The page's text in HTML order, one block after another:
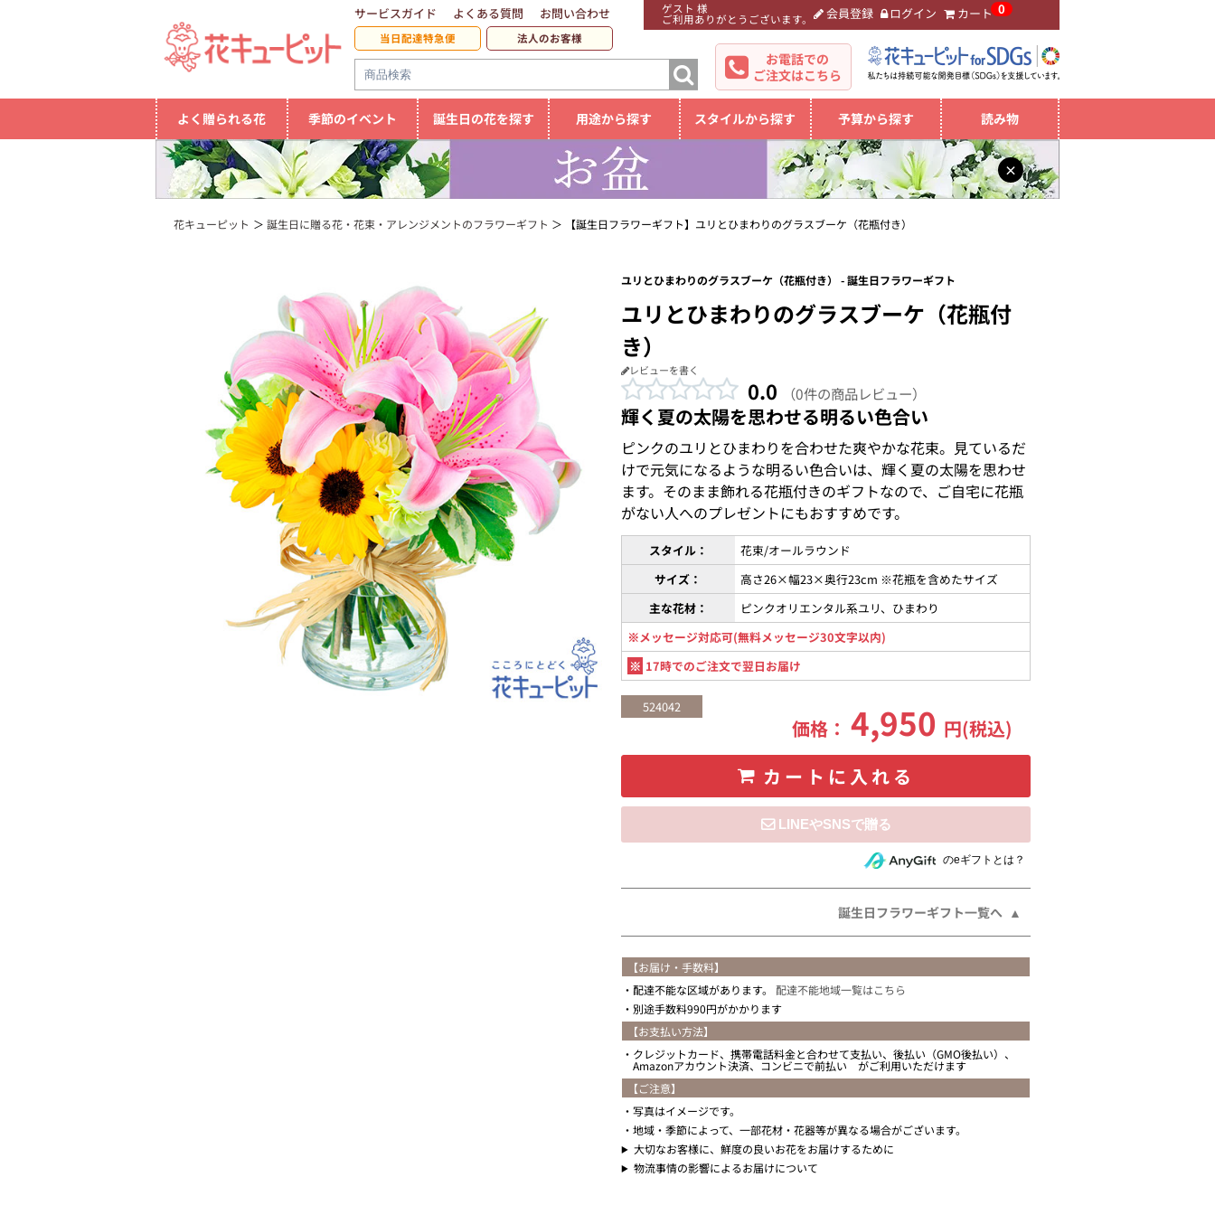
ゲスト 様
ご利用ありがとうございます。 会員登録 ログイン カート 0
サービスガイド よくある質問 お問い合わせ
当日配達特急便 法人のお客様
お電話での
ご注文はこちら
よく贈られる花 季節のイベント 誕生日の花を探す 用途から探す スタイルから探す 予算から探す 読み物
×
花キューピット 誕生日に贈る花・花束・アレンジメントのフラワーギフト 【誕生日フラワーギフト】ユリとひまわりのグラスブーケ（花瓶付き）
ユリとひまわりのグラスブーケ（花瓶付き） - 誕生日フラワーギフト
ユリとひまわりのグラスブーケ（花瓶付
き）
レビューを書く
0.0 （0件の商品レビュー）
輝く夏の太陽を思わせる明るい色合い
ピンクのユリとひまわりを合わせた爽やかな花束。見ているだ
けで元気になるような明るい色合いは、輝く夏の太陽を思わせ
ます。そのまま飾れる花瓶付きのギフトなので、ご自宅に花瓶
がない人へのプレゼントにもおすすめです。
スタイル：
花束/オールラウンド
サイズ：
高さ26×幅23×奥行23cm ※花瓶を含めたサイズ
主な花材：
ピンクオリエンタル系ユリ、ひまわり
※メッセージ対応可(無料メッセージ30文字以内)
※ 17時でのご注文で翌日お届け
524042
価格：4,950 円(税込)
カートに入れる
住所を知らない相手にeギフトで贈るのeギフトとは？
誕生日フラワーギフト一覧へ
【お届け・手数料】
配達不能な区域があります。 配達不能地域一覧はこちら
別途手数料990円がかかります
【お支払い方法】
クレジットカード、携帯電話料金と合わせて支払い、後払い（GMO後払い）、
Amazonアカウント決済、コンビニで前払い がご利用いただけます
【ご注意】
写真はイメージです。
地域・季節によって、一部花材・花器等が異なる場合がございます。
大切なお客様に、鮮度の良いお花をお届けするために
物流事情の影響によるお届けについて